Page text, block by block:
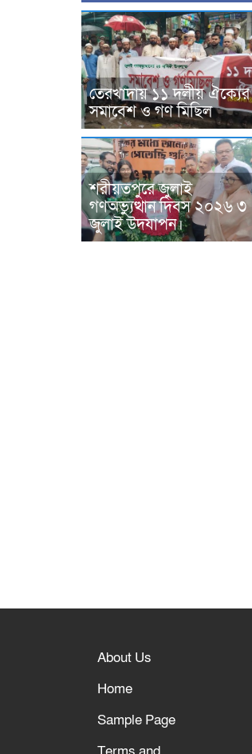
তেরখাদায় ১১ দলীয় ঐক্যের
সমাবেশ ও গণ মিছিল
শরীয়তপুরে জুলাই
গণঅভ্যুত্থান দিবস ২০২৬ ৩
জুলাই উদযাপন।
About Us
Home
Sample Page